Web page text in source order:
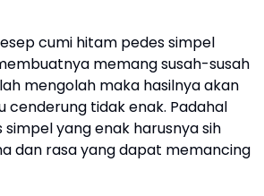
cumi hitam pedes simpel
memang susah-susah
mengolah maka hasilnya akan
cenderung tidak enak. Padahal
yang enak harusnya sih
dan rasa yang dapat memancing